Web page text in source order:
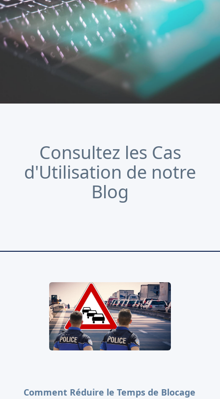
Consultez les Cas
d'Utilisation de notre
Blog
Comment Réduire le Temps de Blocage